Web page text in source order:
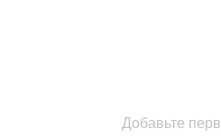
Добавьте